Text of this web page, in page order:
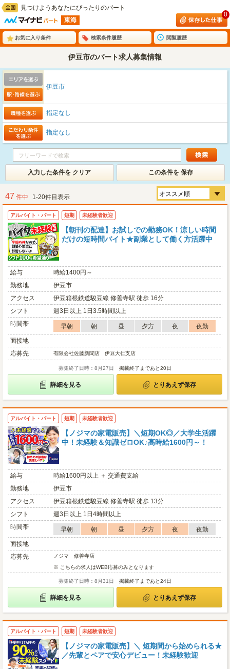
見つけようあなたにぴったりのパート
東海
0
お気に入り条件 検索条件履歴 閲覧履歴
伊豆市のパート求人募集情報
伊豆市
指定なし
指定なし
入力した条件を クリア この条件を 保存
47 件中 1-20件目表示
アルバイト・パート 短期 未経験者歓迎
【朝刊の配達】お試しでの勤務OK！涼しい時間
だけの短時間バイト★副業として働く方活躍中
給与
時給1400円～
勤務地
伊豆市
アクセス
伊豆箱根鉄道駿豆線 修善寺駅 徒歩 16分
シフト
週3日以上 1日3.5時間以上
時間帯
早朝 朝 昼 夕方 夜
夜勤
面接地
応募先
有限会社佐藤新聞店 伊豆大仁支店
募集終了日時：8月27日 掲載終了まであと20日
詳細を見る とりあえず保存
アルバイト・パート 短期 未経験者歓迎
【ノジマの家電販売】＼短期OK◎／大学生活躍
中！未経験＆知識ゼロOK♪高時給1600円～！
給与
時給1600円以上 ＋ 交通費支給
勤務地
伊豆市
アクセス
伊豆箱根鉄道駿豆線 修善寺駅 徒歩 13分
シフト
週3日以上 1日4時間以上
時間帯
早朝 朝 昼 夕方 夜
夜勤
面接地
応募先
ノジマ 修善寺店
※ こちらの求人はWEB応募のみとなります
募集終了日時：8月31日 掲載終了まであと24日
詳細を見る とりあえず保存
アルバイト・パート 短期 未経験者歓迎
【ノジマの家電販売】＼ 短期間から始められる★
／先輩とペアで安心デビュー！未経験歓迎